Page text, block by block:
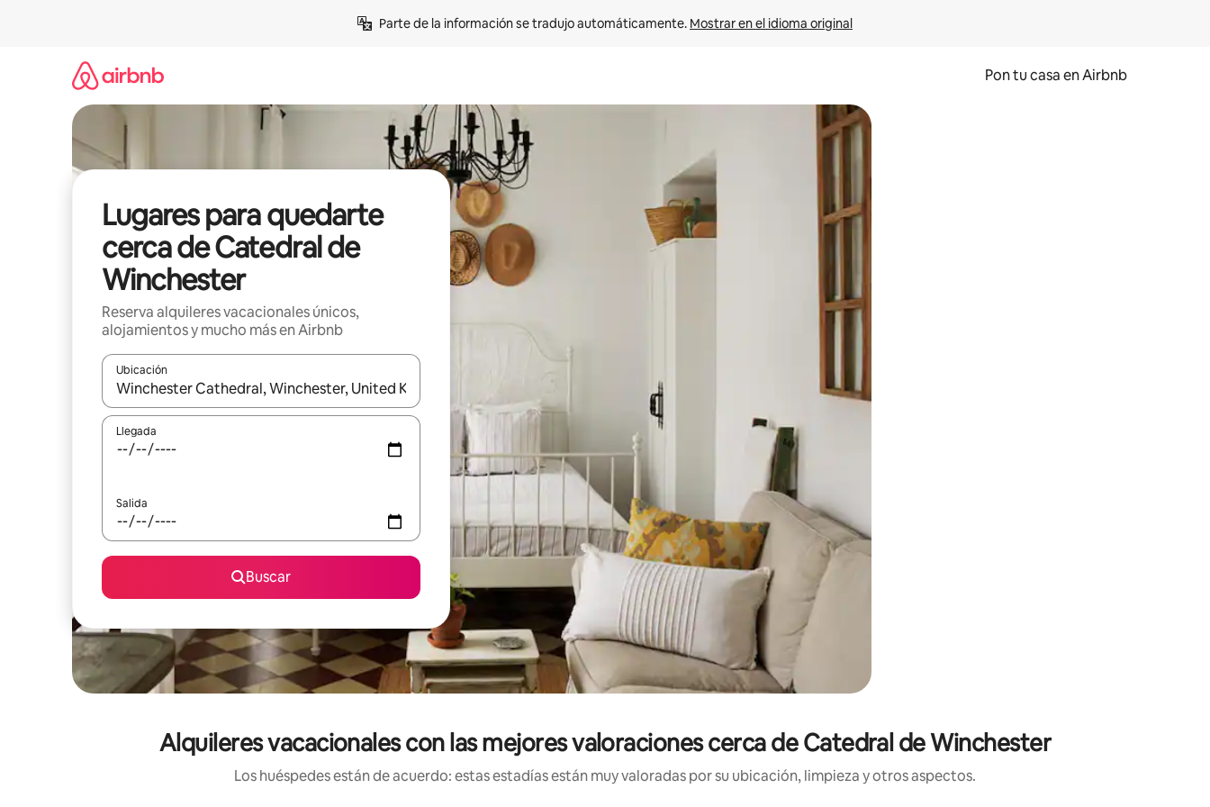
Parte de la información se tradujo automáticamente. Mostrar en el idioma original
Pon tu casa en Airbnb
Lugares para quedarte
cerca de Catedral de
Winchester
Reserva alquileres vacacionales únicos,
alojamientos y mucho más en Airbnb
Ubicación
Cuando los resultados estén disponibles, navega con las teclas de flecha hacia arriba y hacia abajo o explora con el tacto o desliza el dedo.
Llegada
Salida
Buscar
Alquileres vacacionales con las mejores valoraciones cerca de Catedral de Winchester
Los huéspedes están de acuerdo: estas estadías están muy valoradas por su ubicación, limpieza y otros aspectos.